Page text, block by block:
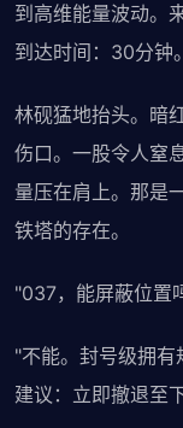
到高维能量波动。
到达时间：30分钟
林砚猛地抬头。暗
伤口。一股令人窒
量压在肩上。那是
铁塔的存在。
"037，能屏蔽位置
"不能。封号级拥有
建议：立即撤退至